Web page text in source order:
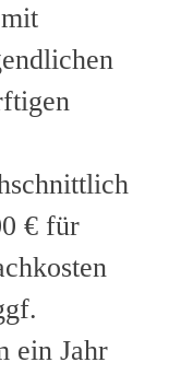
€ für
ein Jahr